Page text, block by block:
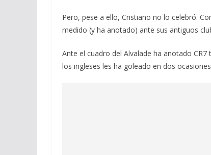
Pero, pese a ello, Cristiano no lo celebró.
medido (y ha anotado) ante sus antiguos
Ante el cuadro del Alvalade ha anotado
los ingleses les ha goleado en dos